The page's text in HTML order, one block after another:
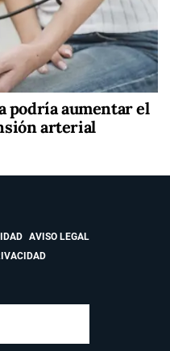
podría aumentar el
arterial
AVISO LEGAL